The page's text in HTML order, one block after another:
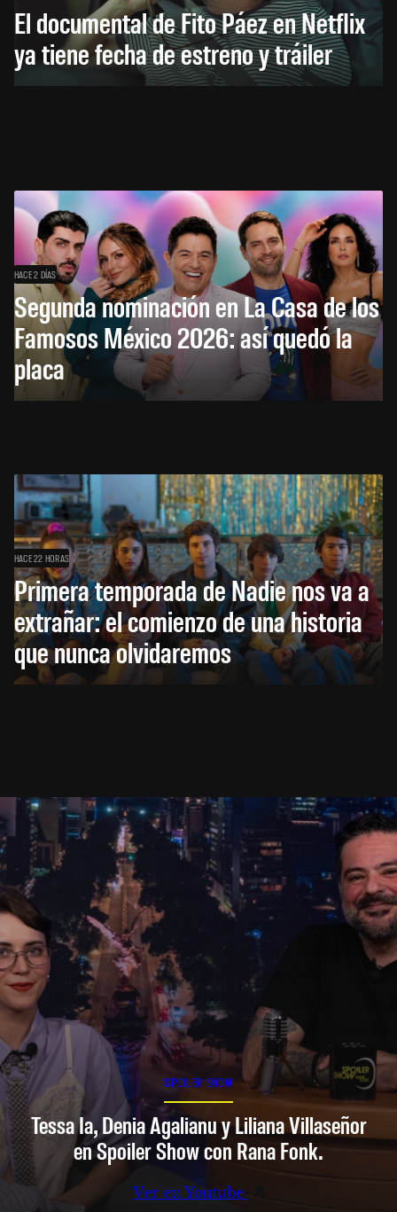
El documental de Fito Páez en Netflix
ya tiene fecha de estreno y tráiler
HACE 2 DÍAS
Segunda nominación en La Casa de los
Famosos México 2026: así quedó la
placa
HACE 22 HORAS
Primera temporada de Nadie nos va a
extrañar: el comienzo de una historia
que nunca olvidaremos
SPOILER SHOW
Tessa Ia, Denia Agalianu y Liliana Villaseñor
en Spoiler Show con Rana Fonk.
Ver en Youtube